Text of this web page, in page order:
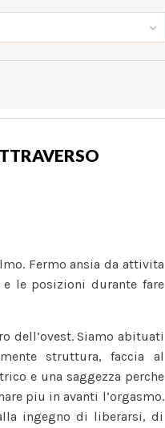
Fermo ansia da attivita
e le posizioni durante fare
dell’ovest. Siamo abituati
struttura, faccia al
e una saggezza perche
piu in avanti l’orgasmo.
ingegno di liberarsi, di